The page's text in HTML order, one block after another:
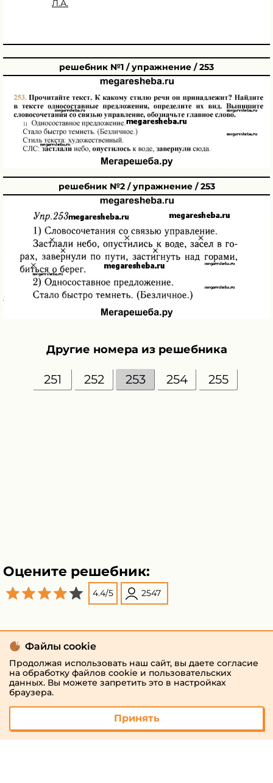
Л.А.
решебник №1 / упражнение / 253
решебник №2 / упражнение / 253
Другие номера из решебника
251 252 253 254 255
Оцените решебник:
4.4/5 2547
Файлы cookie
Продолжая использовать наш сайт, вы даете согласие
на обработку файлов cookie и пользовательских
данных. Вы можете запретить это в настройках
браузера.
Принять